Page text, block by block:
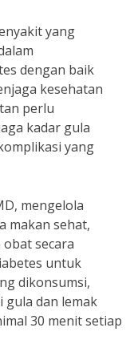
yang
dengan baik
kesehatan
perlu
kadar gula
yang
mengelola
makan sehat,
secara
untuk
dikonsumsi,
gula dan lemak
30 menit setiap